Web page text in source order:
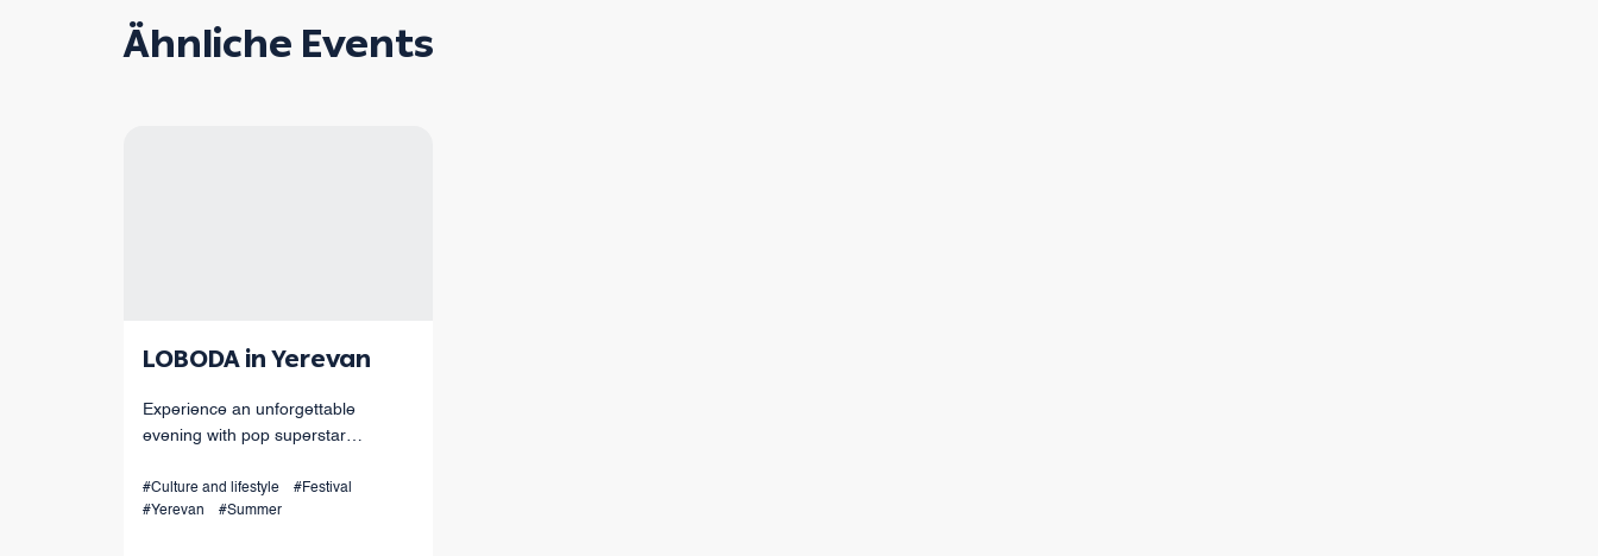
Ähnliche Events
LOBODA in Yerevan
Experience an unforgettable
evening with pop superstar
hits, spectacular choreography, live
sound, and dazzling light effects
#Culture and lifestyle
#Festival
#Yerevan
#Summer